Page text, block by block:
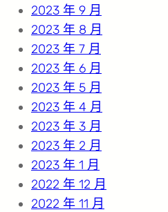
2023 年 9 月
2023 年 8 月
2023 年 7 月
2023 年 6 月
2023 年 5 月
2023 年 4 月
2023 年 3 月
2023 年 2 月
2023 年 1 月
2022 年 12 月
2022 年 11 月